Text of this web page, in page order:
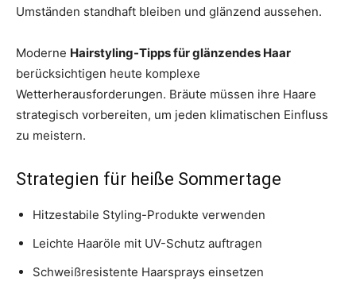
Umständen standhaft bleiben und glänzend aussehen.
Moderne Hairstyling-Tipps für glänzendes Haar
berücksichtigen heute komplexe
Wetterherausforderungen. Bräute müssen ihre Haare
strategisch vorbereiten, um jeden klimatischen Einfluss
zu meistern.
Strategien für heiße Sommertage
Hitzestabile Styling-Produkte verwenden
Leichte Haaröle mit UV-Schutz auftragen
Schweißresistente Haarsprays einsetzen